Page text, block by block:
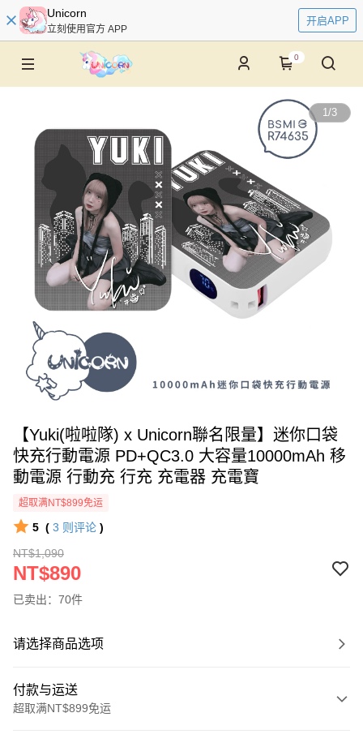
Unicorn
立刻使用官方 APP
开启APP
0
1/3
【Yuki(啦啦隊) x Unicorn聯名限量】迷你口袋
快充行動電源 PD+QC3.0 大容量10000mAh 移
動電源 行動充 行充 充電器 充電寶
超取满NT$899免运
5 ( 3 则评论 )
NT$1,090
NT$890
已卖出：70件
请选择商品选项
付款与运送
超取满NT$899免运